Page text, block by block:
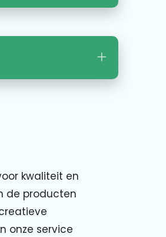
kwaliteit en
de producten
onze service